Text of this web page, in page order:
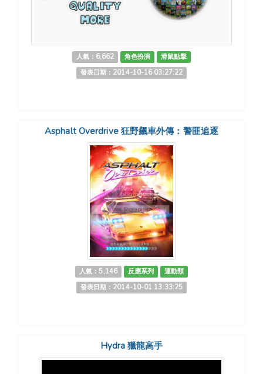
人氣：6,662 角色扮演
滑鼠點擊
發表日期：2014-10-16 03:27:22
Asphalt Overdrive 狂野飆車外傳：警匪追逐
人氣：5,146 反應系列
運動類
發表日期：2014-10-01 13:33:25
Hydra 獵龍高手